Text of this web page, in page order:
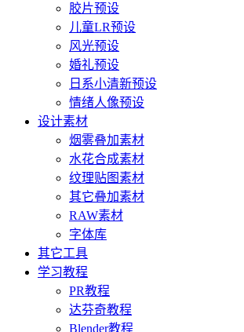
胶片预设
儿童LR预设
风光预设
婚礼预设
日系小清新预设
情绪人像预设
设计素材
烟雾叠加素材
水花合成素材
纹理贴图素材
其它叠加素材
RAW素材
字体库
其它工具
学习教程
PR教程
达芬奇教程
Blender教程